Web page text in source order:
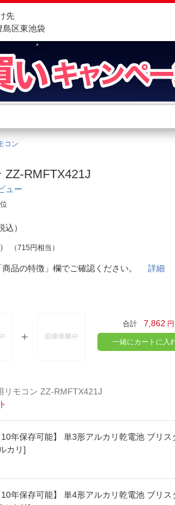
先
島区東池袋
す
さがす
ト
コン
ZZ-RMFTX421J
ュー
込）
） （715円相当）
商品の特徴」欄でご確認ください。詳細
合計 7,862 円
一緒にカートに入
リモコン ZZ-RMFTX421J
年保存可能】 単3形アルカリ乾電池 ブリス
カリ]
年保存可能】 単4形アルカリ乾電池 ブリス